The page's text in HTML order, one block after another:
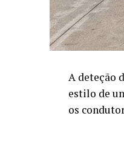
A deteção
estilo de
os